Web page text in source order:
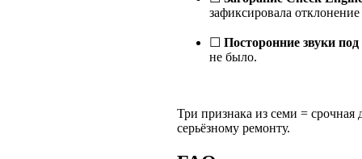
зафиксировала
☐ Посторонние звуки под
не было.
Три признака из семи = срочная
серьёзному ремонту.